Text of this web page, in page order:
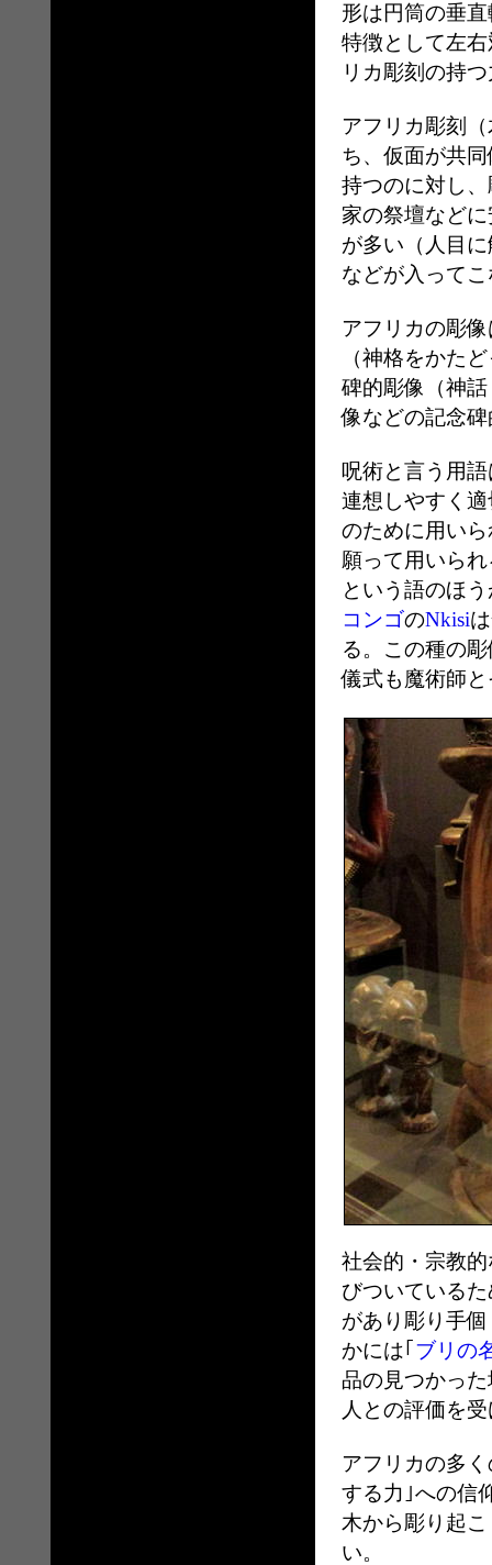
形は円筒の垂
特徴として左
リカ彫刻の持
アフリカ彫刻
ち、仮面が共
持つのに対し
家の祭壇など
が多い（人目
などが入って
アフリカの彫
（神格をかた
碑的彫像（神
像などの記念
呪術と言う用
連想しやすく
のために用い
願って用いら
という語のほ
コンゴのNkisi
る。この種の
儀式も魔術師
社会的・宗教
びついている
があり彫り手
かには｢ ブリの
品の見つかっ
人との評価を
アフリカの多
する力｣への信
木から彫り起
い。